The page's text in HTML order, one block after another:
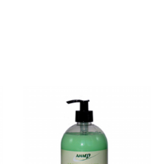
Quickview
Aggiungi